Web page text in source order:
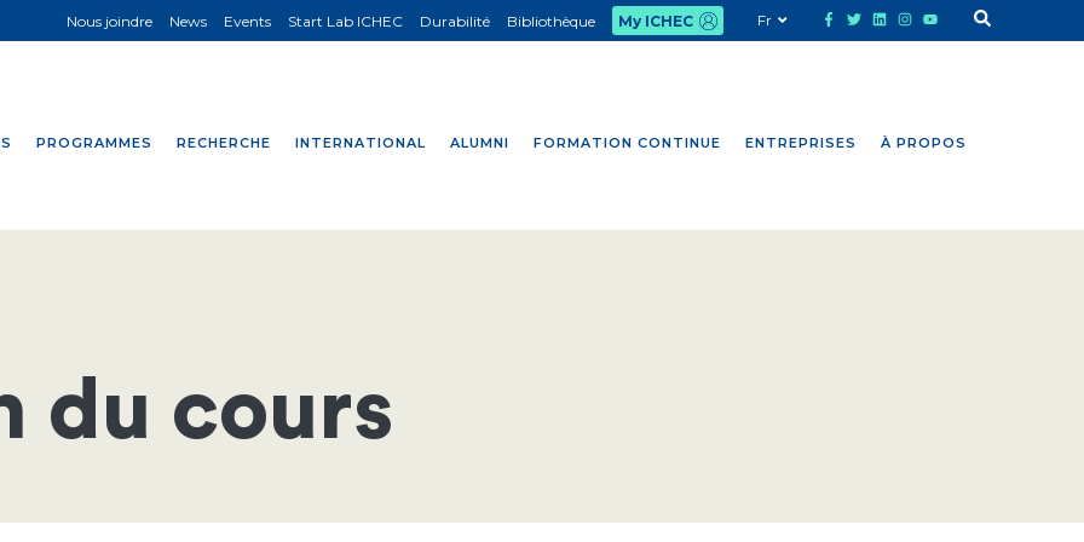
PROGRAMMES RECHERCHE INTERNATIONAL ALUMNI FORMATION CONTINUE ENTREPRISES À PROPOS
Nous joindre News Events Start Lab ICHEC Durabilité Bibliothèque My ICHEC Fr
du cours